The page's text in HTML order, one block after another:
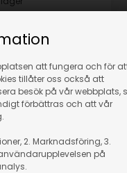
att fungera och för
tillåter oss också att
besök på vår webbplats,
förbättras och att vår
2. Marknadsföring, 3.
på
moms)
59531